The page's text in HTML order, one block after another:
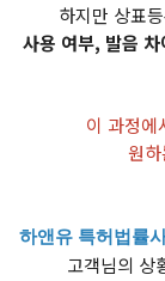
하지만 상표
사용 여부, 발음
이 과정에
원
하앤유 특허법률
고객님의 상